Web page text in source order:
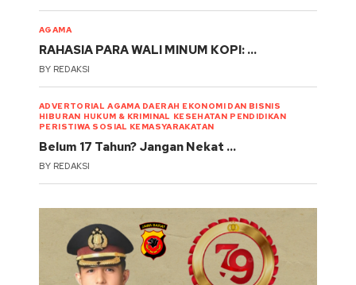
AGAMA
RAHASIA PARA WALI MINUM KOPI: …
BY REDAKSI
ADVERTORIAL AGAMA DAERAH EKONOMI DAN BISNIS
HIBURAN HUKUM & KRIMINAL KESEHATAN PENDIDIKAN
PERISTIWA SOSIAL KEMASYARAKATAN
Belum 17 Tahun? Jangan Nekat …
BY REDAKSI